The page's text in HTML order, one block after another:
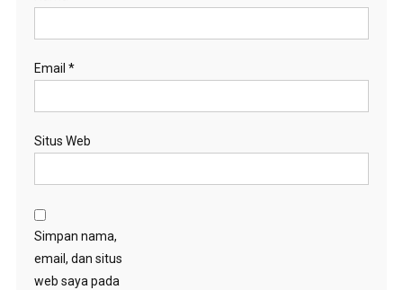
Email *
Situs Web
Simpan nama,
email, dan situs
web saya pada